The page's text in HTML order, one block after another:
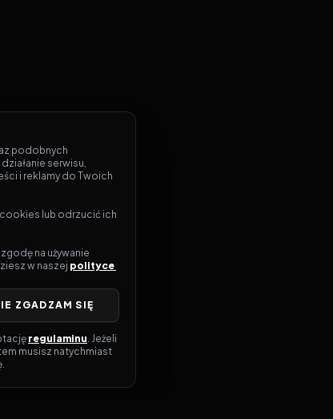
podobnych
serwisu,
i reklamy do Twoich
lub odrzucić ich
na używanie
w naszej polityce
ZGADZAM SIĘ
regulaminu. Jeżeli
musisz natychmiast